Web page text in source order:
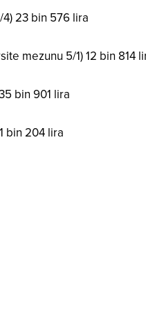
23 bin 576 lira
mezunu 5/1) 12 bin 814
bin 901 lira
bin 204 lira